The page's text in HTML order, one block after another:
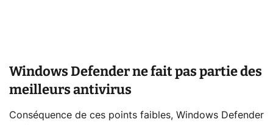
Windows Defender ne fait pas partie des
meilleurs antivirus
Conséquence de ces points faibles, Windows Defender